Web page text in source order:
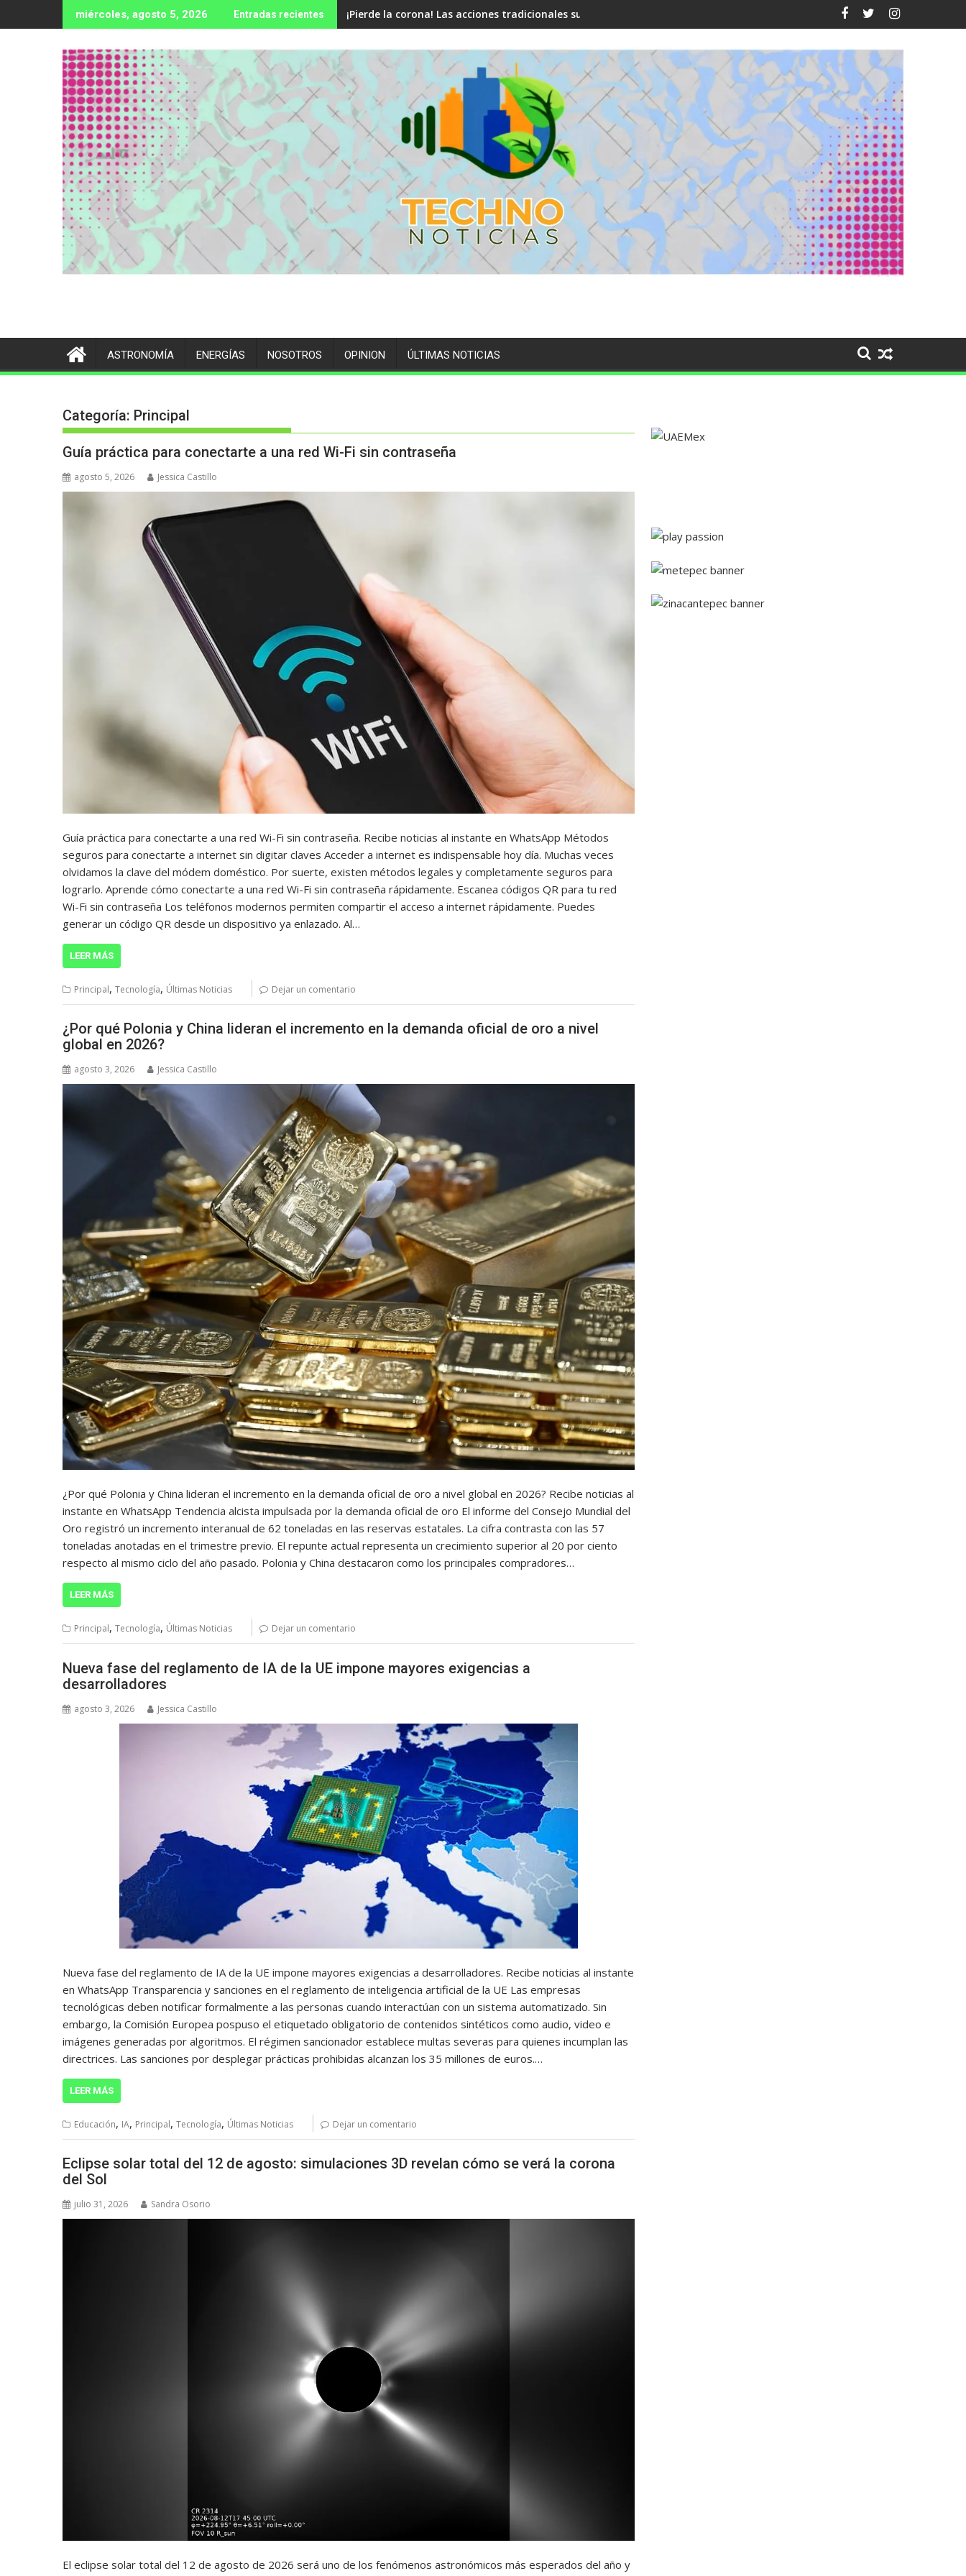
al
miércoles, agosto 5, 2026 Entradas recientes ¡Pierde la corona! Las acciones tradicionales superan históricamente a las criptomonedas
ASTRONOMÍA ENERGÍAS NOSOTROS OPINION ÚLTIMAS NOTICIAS
Categoría: Principal
Guía práctica para conectarte a una red Wi-Fi sin contraseña
agosto 5, 2026 Jessica Castillo
Guía práctica para conectarte a una red Wi-Fi sin contraseña. Recibe noticias al instante en WhatsApp Métodos
seguros para conectarte a internet sin digitar claves Acceder a internet es indispensable hoy día. Muchas veces
olvidamos la clave del módem doméstico. Por suerte, existen métodos legales y completamente seguros para
lograrlo. Aprende cómo conectarte a una red Wi-Fi sin contraseña rápidamente. Escanea códigos QR para tu red
Wi-Fi sin contraseña Los teléfonos modernos permiten compartir el acceso a internet rápidamente. Puedes
generar un código QR desde un dispositivo ya enlazado. Al…
LEER MÁS
Principal, Tecnología, Últimas Noticias Dejar un comentario
¿Por qué Polonia y China lideran el incremento en la demanda oficial de oro a nivel
global en 2026?
agosto 3, 2026 Jessica Castillo
¿Por qué Polonia y China lideran el incremento en la demanda oficial de oro a nivel global en 2026? Recibe noticias al
instante en WhatsApp Tendencia alcista impulsada por la demanda oficial de oro El informe del Consejo Mundial del
Oro registró un incremento interanual de 62 toneladas en las reservas estatales. La cifra contrasta con las 57
toneladas anotadas en el trimestre previo. El repunte actual representa un crecimiento superior al 20 por ciento
respecto al mismo ciclo del año pasado. Polonia y China destacaron como los principales compradores…
LEER MÁS
Principal, Tecnología, Últimas Noticias Dejar un comentario
Nueva fase del reglamento de IA de la UE impone mayores exigencias a
desarrolladores
agosto 3, 2026 Jessica Castillo
Nueva fase del reglamento de IA de la UE impone mayores exigencias a desarrolladores. Recibe noticias al instante
en WhatsApp Transparencia y sanciones en el reglamento de inteligencia artificial de la UE Las empresas
tecnológicas deben notificar formalmente a las personas cuando interactúan con un sistema automatizado. Sin
embargo, la Comisión Europea pospuso el etiquetado obligatorio de contenidos sintéticos como audio, video e
imágenes generadas por algoritmos. El régimen sancionador establece multas severas para quienes incumplan las
directrices. Las sanciones por desplegar prácticas prohibidas alcanzan los 35 millones de euros.…
LEER MÁS
Educación, IA, Principal, Tecnología, Últimas Noticias Dejar un comentario
Eclipse solar total del 12 de agosto: simulaciones 3D revelan cómo se verá la corona
del Sol
julio 31, 2026 Sandra Osorio
El eclipse solar total del 12 de agosto de 2026 será uno de los fenómenos astronómicos más esperados del año y